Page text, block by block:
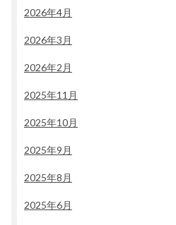
2026年4月
2026年3月
2026年2月
2025年11月
2025年10月
2025年9月
2025年8月
2025年6月